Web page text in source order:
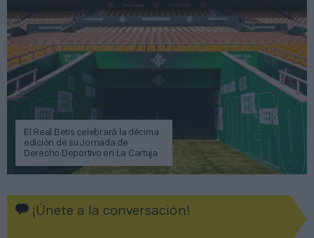
El Real Betis celebrará la décima
edición de su Jornada de
Derecho Deportivo en La Cartuja
¡Únete a la conversación!